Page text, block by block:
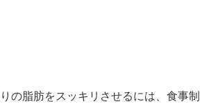
の脂肪をスッキリさせるには、食事制